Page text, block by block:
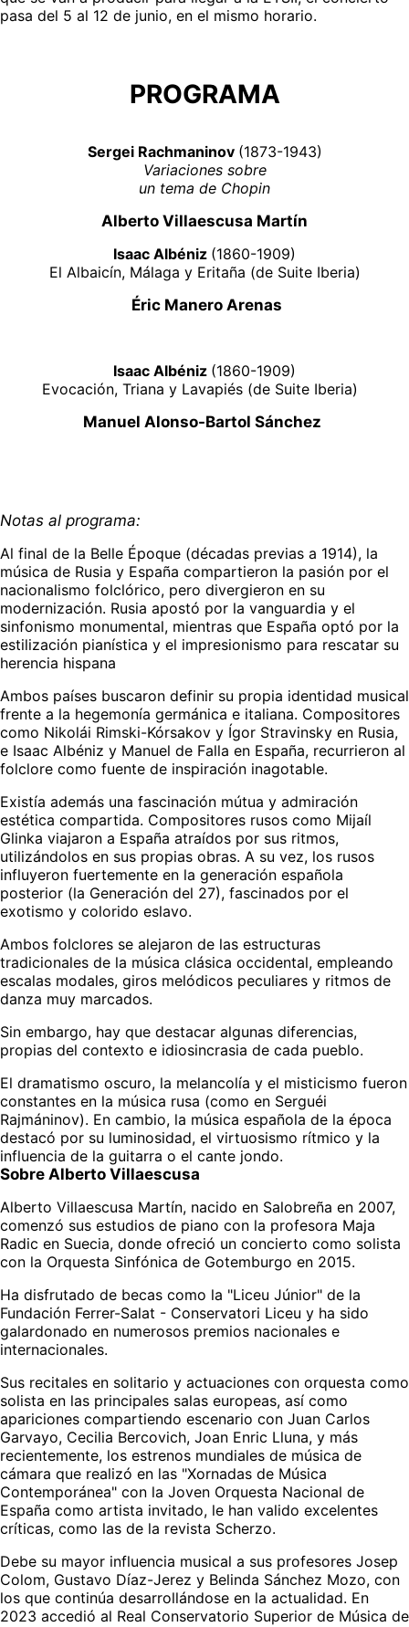
pasa del 5 al 12 de junio, en el mismo horario.
PROGRAMA
Sergei Rachmaninov (1873-1943)
Variaciones sobre
un tema de Chopin
Alberto Villaescusa Martín
Isaac Albéniz (1860-1909)
El Albaicín, Málaga y Eritaña (de Suite Iberia)
Éric Manero Arenas
Isaac Albéniz (1860-1909)
Evocación, Triana y Lavapiés (de Suite Iberia)
Manuel Alonso-Bartol Sánchez
Notas al programa:
Al final de la Belle Époque (décadas previas a 1914), la
música de Rusia y España compartieron la pasión por el
nacionalismo folclórico, pero divergieron en su
modernización. Rusia apostó por la vanguardia y el
sinfonismo monumental, mientras que España optó por la
estilización pianística y el impresionismo para rescatar su
herencia hispana
Ambos países buscaron definir su propia identidad musical
frente a la hegemonía germánica e italiana. Compositores
como Nikolái Rimski-Kórsakov y Ígor Stravinsky en Rusia,
e Isaac Albéniz y Manuel de Falla en España, recurrieron al
folclore como fuente de inspiración inagotable.
Existía además una fascinación mútua y admiración
estética compartida. Compositores rusos como Mijaíl
Glinka viajaron a España atraídos por sus ritmos,
utilizándolos en sus propias obras. A su vez, los rusos
influyeron fuertemente en la generación española
posterior (la Generación del 27), fascinados por el
exotismo y colorido eslavo.
Ambos folclores se alejaron de las estructuras
tradicionales de la música clásica occidental, empleando
escalas modales, giros melódicos peculiares y ritmos de
danza muy marcados.
Sin embargo, hay que destacar algunas diferencias,
propias del contexto e idiosincrasia de cada pueblo.
El dramatismo oscuro, la melancolía y el misticismo fueron
constantes en la música rusa (como en Serguéi
Rajmáninov). En cambio, la música española de la época
destacó por su luminosidad, el virtuosismo rítmico y la
influencia de la guitarra o el cante jondo.
Sobre Alberto Villaescusa
Alberto Villaescusa Martín, nacido en Salobreña en 2007,
comenzó sus estudios de piano con la profesora Maja
Radic en Suecia, donde ofreció un concierto como solista
con la Orquesta Sinfónica de Gotemburgo en 2015.
Ha disfrutado de becas como la "Liceu Júnior" de la
Fundación Ferrer-Salat - Conservatori Liceu y ha sido
galardonado en numerosos premios nacionales e
internacionales.
Sus recitales en solitario y actuaciones con orquesta como
solista en las principales salas europeas, así como
apariciones compartiendo escenario con Juan Carlos
Garvayo, Cecilia Bercovich, Joan Enric Lluna, y más
recientemente, los estrenos mundiales de música de
cámara que realizó en las "Xornadas de Música
Contemporánea" con la Joven Orquesta Nacional de
España como artista invitado, le han valido excelentes
críticas, como las de la revista Scherzo.
Debe su mayor influencia musical a sus profesores Josep
Colom, Gustavo Díaz-Jerez y Belinda Sánchez Mozo, con
los que continúa desarrollándose en la actualidad. En
2023 accedió al Real Conservatorio Superior de Música de